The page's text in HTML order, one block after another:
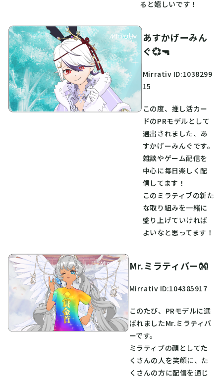
ると嬉しいです！
あすかげーみん
ぐ💞🔫
Mirrativ ID:1038299
15
この度、推し活カー
ドのPRモデルとして
選出されました、あ
すかげーみんぐです。
雑談やゲーム配信を
中心に毎日楽しく配
信してます！
このミラティブの新た
な取り組みを一緒に
盛り上げていければ
よいなと思ってます！
Mr.ミラティバー👐
Mirrativ ID:104385917
このたび、PRモデルに選
ばれましたMr.ミラティバ
ーです。
ミラティブの顔としてた
くさんの人を笑顔に、た
くさんの方に配信を通じ